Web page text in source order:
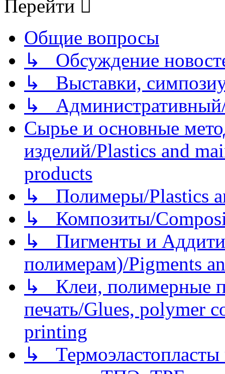
Перейти
Общие вопросы
↳ Обсуждение
↳ Выставки,
↳
Сырье и основные
изделий/Plastics and
products
↳ Полимеры/Plastics
↳ Композиты/
↳ Пигменты и
полимерам)/Pigments
↳ Клеи, полимерные
печать/Glues, polymer
printing
↳